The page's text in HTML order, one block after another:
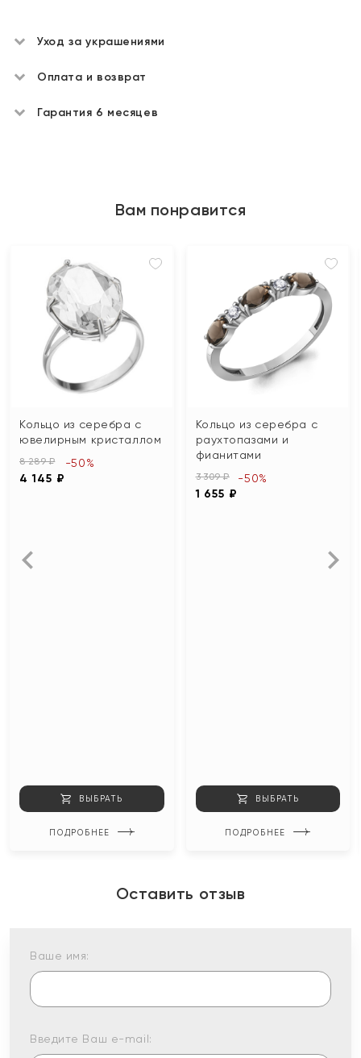
Уход за украшениями
Оплата и возврат
Гарантия 6 месяцев
Вам понравится
Кольцо из серебра с
ювелирным кристаллом
8 289 ₽
4 145 ₽
-50%
ВЫБРАТЬ
ПОДРОБНЕЕ
Кольцо из серебра с
раухтопазами и
фианитами
3 309 ₽
1 655 ₽
-50%
ВЫБРАТЬ
ПОДРОБНЕЕ
Оставить отзыв
Ваше имя:
Введите Ваш e-mail: